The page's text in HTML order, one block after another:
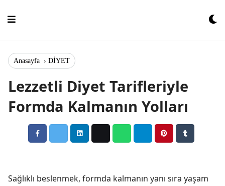
Anasayfa › DİYET
Lezzetli Diyet Tarifleriyle
Formda Kalmanın Yolları
Sağlıklı beslenmek, formda kalmanın yanı sıra yaşam